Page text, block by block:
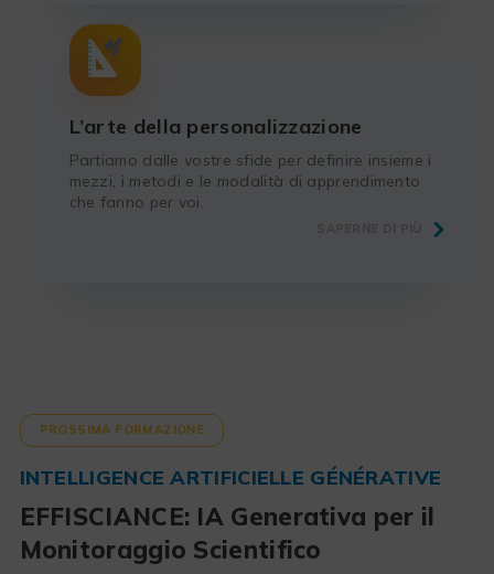
L’arte della personalizzazione
Partiamo dalle vostre sfide per definire insieme i
mezzi, i metodi e le modalità di apprendimento
che fanno per voi.
PROSSIMA FORMAZIONE
INTELLIGENCE ARTIFICIELLE GÉNÉRATIVE
EFFISCIANCE: IA Generativa per il
Monitoraggio Scientifico